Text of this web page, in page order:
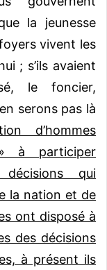
la jeunesse
vivent les
; s’ils avaient
le foncier,
serons pas là
d’hommes
à participer
qui
la nation et de
ont disposé à
des décisions
à présent ils